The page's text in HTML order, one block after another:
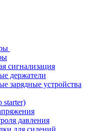
сигнализация
держатели
зарядные устройства
starter)
давления
для сидений